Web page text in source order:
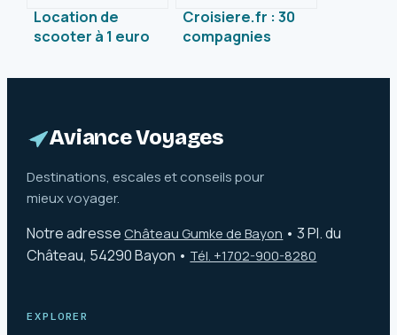
Location de
scooter à 1 euro
conditions,
concrètes
Croisiere.fr : 30
compagnies
risques réels de
Aviance Voyages
Destinations, escales et conseils pour
mieux voyager.
Notre adresse Château Gumke de Bayon •3 Pl. du
Château, 54290 Bayon • Tél. +1702-900-8280
EXPLORER